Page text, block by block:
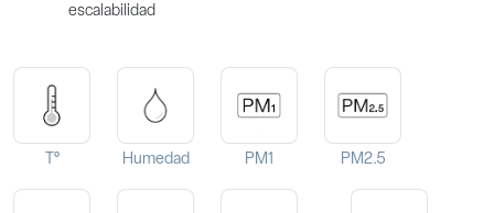
escalabilidad
T° Humedad PM1 PM2.5